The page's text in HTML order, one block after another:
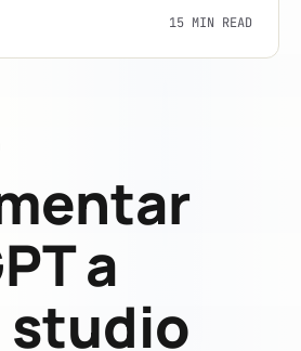
15 MIN READ
a
studio